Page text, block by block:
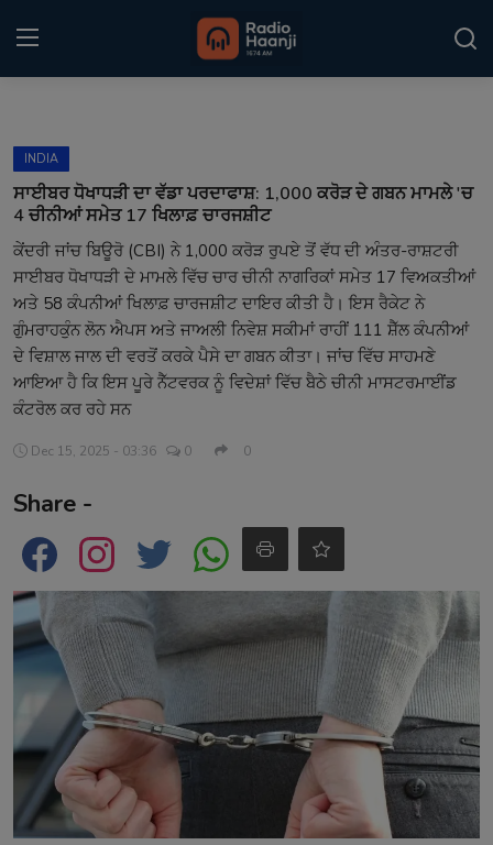
Home
Kitaab Kahani
Gallery
Sponsors
INDIA
ਸਾਈਬਰ ਧੋਖਾਧੜੀ ਦਾ ਵੱਡਾ ਪਰਦਾਫਾਸ਼: 1,000 ਕਰੋੜ ਦੇ ਗਬਨ ਮਾਮਲੇ 'ਚ
4 ਚੀਨੀਆਂ ਸਮੇਤ 17 ਖਿਲਾਫ਼ ਚਾਰਜਸ਼ੀਟ
ਕੇਂਦਰੀ ਜਾਂਚ ਬਿਊਰੋ (CBI) ਨੇ 1,000 ਕਰੋੜ ਰੁਪਏ ਤੋਂ ਵੱਧ ਦੀ ਅੰਤਰ-ਰਾਸ਼ਟਰੀ
ਸਾਈਬਰ ਧੋਖਾਧੜੀ ਦੇ ਮਾਮਲੇ ਵਿੱਚ ਚਾਰ ਚੀਨੀ ਨਾਗਰਿਕਾਂ ਸਮੇਤ 17 ਵਿਅਕਤੀਆਂ
ਅਤੇ 58 ਕੰਪਨੀਆਂ ਖਿਲਾਫ਼ ਚਾਰਜਸ਼ੀਟ ਦਾਇਰ ਕੀਤੀ ਹੈ। ਇਸ ਰੈਕੇਟ ਨੇ
ਗੁੰਮਰਾਹਕੁੰਨ ਲੋਨ ਐਪਸ ਅਤੇ ਜਾਅਲੀ ਨਿਵੇਸ਼ ਸਕੀਮਾਂ ਰਾਹੀਂ 111 ਸ਼ੈੱਲ ਕੰਪਨੀਆਂ
ਦੇ ਵਿਸ਼ਾਲ ਜਾਲ ਦੀ ਵਰਤੋਂ ਕਰਕੇ ਪੈਸੇ ਦਾ ਗਬਨ ਕੀਤਾ। ਜਾਂਚ ਵਿੱਚ ਸਾਹਮਣੇ
ਆਇਆ ਹੈ ਕਿ ਇਸ ਪੂਰੇ ਨੈੱਟਵਰਕ ਨੂੰ ਵਿਦੇਸ਼ਾਂ ਵਿੱਚ ਬੈਠੇ ਚੀਨੀ ਮਾਸਟਰਮਾਈਂਡ
ਕੰਟਰੋਲ ਕਰ ਰਹੇ ਸਨ
Dec 15, 2025 - 03:36 0 0
Share -